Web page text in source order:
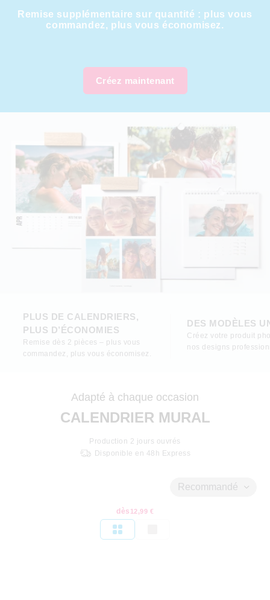
Remise supplémentaire sur quantité : plus vous
commandez, plus vous économisez.
Créez maintenant
PLUS DE CALENDRIERS,
PLUS D’ÉCONOMIES
Remise dès 2 pièces – plus vous
commandez, plus vous économisez.
DES MODÈLES
Créez votre produit
nos designs
Adapté à chaque occasion
CALENDRIER MURAL
Production 2 jours ouvrés
Disponible en 48h Express
Recommandé
dès 12,99 €